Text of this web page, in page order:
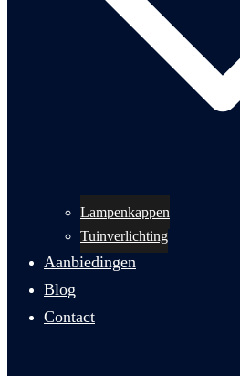
Lampenkappen
Tuinverlichting
Aanbiedingen
Blog
Contact